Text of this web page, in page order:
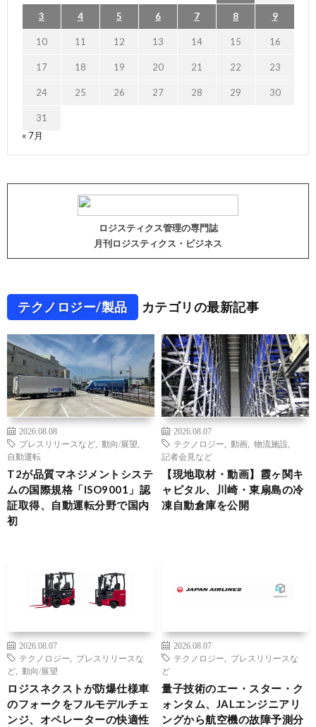
3 4 5 6 7 8 9
10 11 12 13 14 15 16
17 18 19 20 21 22 23
24 25 26 27 28 29 30
31
« 7月
ロジスティクス管理の専門誌
月刊ロジスティクス・ビジネス
テクノロジー/製品 カテゴリの最新記事
2026.08.08
プレスリリースなど
動向/展望
自動運転
T2が品質マネジメントシステ
ムの国際規格「ISO9001」認
証取得、自動運転分野で国内
初
2026.08.07
テクノロジー
動画 物流施設
記者会見など
【現地取材・動画】霞ヶ関キ
ャピタル、川崎・東扇島の冷
凍自動倉庫を公開
2026.08.07
テクノロジー
プレスリリースな
ど
動向/展望
ロジスネクストが防爆仕様車
のフォークをフルモデルチェ
ンジ、オペレーターの快適性
2026.08.07
テクノロジー
プレスリリースな
ど
量子技術のエー・スター・ク
ォンタム、JALエンジニアリ
ングから航空機の故障予測分